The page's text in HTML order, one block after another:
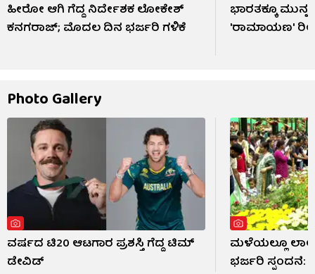
ಹೀರೋ ಆಗಿ ಗೆದ್ದ ನಿರ್ದೇಶಕ ಲೋಕೇಶ್
ಕನಗರಾಜ್; ಮೊದಲ ದಿನ ಭರ್ಜರಿ ಗಳಿಕೆ
ಭಾರತಕ್ಕೂ
'ರಾಮಾಯಣ'
Photo Gallery
ವರ್ಷದ ಟಿ20 ಆಟಗಾರ ಪ್ರಶಸ್ತಿ ಗೆದ್ದ ಟಿಮ್
ಡೇವಿಡ್
ಮಳೆಯಲ್ಲೂ
ಭರ್ಜರಿ